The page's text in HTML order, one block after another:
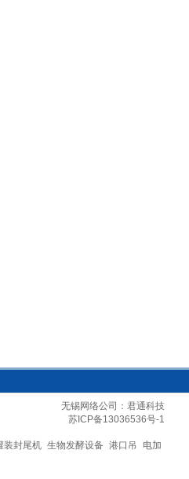
无锡网络公司 ：君通科技
苏ICP备13036536号-1
装封尾机 生物发酵设备 港口吊 电加